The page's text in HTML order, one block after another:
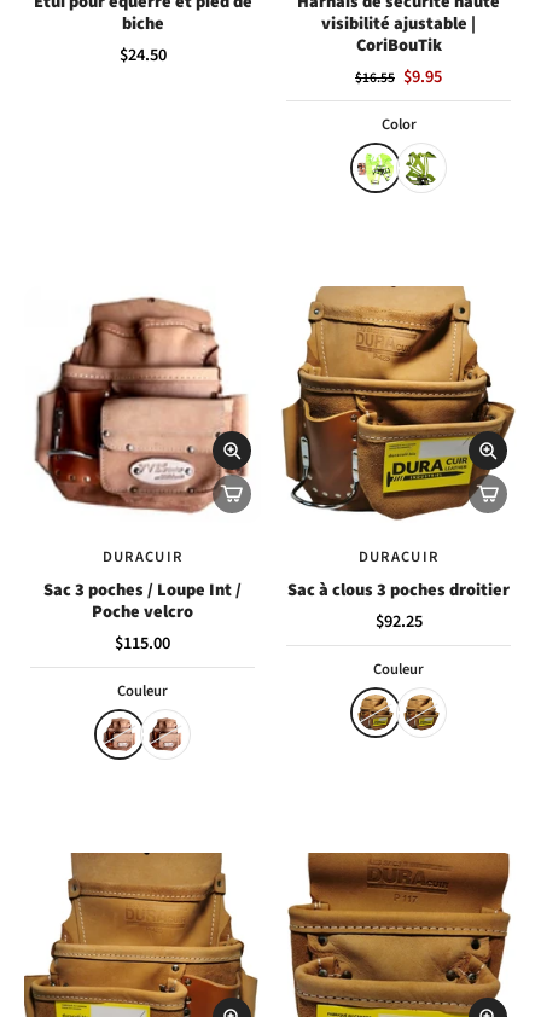
biche
$24.50
visibilité ajustable |
CoriBouTik
$16.55 $9.95
Color
DURACUIR
Sac 3 poches / Loupe Int /
Poche velcro
$115.00
Couleur
DURACUIR
Sac à clous 3 poches droitier
$92.25
Couleur